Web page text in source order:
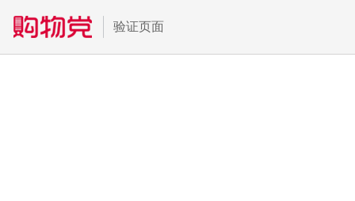
验证页面